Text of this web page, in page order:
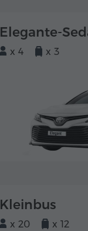
Elegante-
x 4 x 3
Kleinbus
x 20 x 12